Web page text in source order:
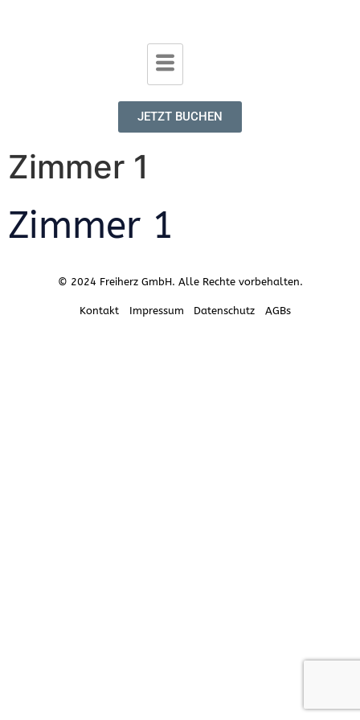
JETZT BUCHEN
Zimmer 1
Zimmer 1
© 2024 Freiherz GmbH. Alle Rechte vorbehalten.
Kontakt Impressum Datenschutz AGBs